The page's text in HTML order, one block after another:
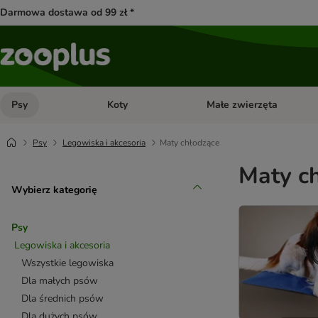
Darmowa dostawa od 99 zł *
Psy Otwórz menu kategorii: Psy
Koty Otwórz menu kategorii: Koty
Małe zwierzęta
Psy Legowiska i akcesoria Maty chłodzące
Wybierz kategorię
Psy
Legowiska i akcesoria
Wszystkie legowiska
Dla małych psów
Dla średnich psów
Maty